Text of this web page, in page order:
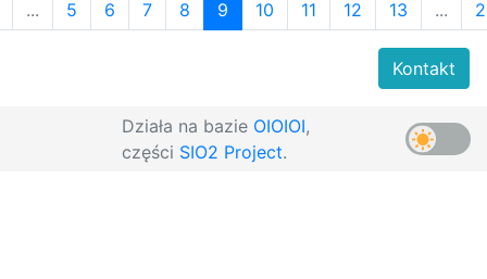
... 5 6 7 8 9 10 11 12 13 ...
Działa na bazie OIOIOI,
części SIO2 Project.
Kontakt